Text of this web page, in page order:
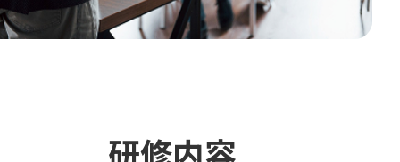
研修内容